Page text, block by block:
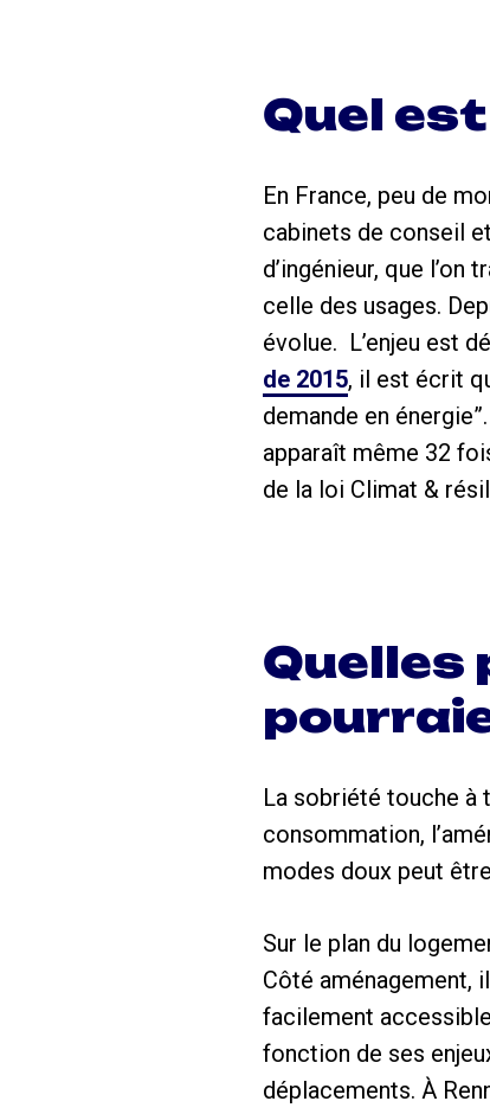
Quel
En France, peu de
cabinets de conseil
d’ingénieur, que
celle des usages.
évolue. L’enjeu est
de 2015, il est écrit
demande en
apparaît même 32
de la loi Climat &
Quelles
La sobriété touche à
consommation,
modes doux peut
Sur le plan du
Côté aménagement,
facilement
fonction de ses
déplacements. À